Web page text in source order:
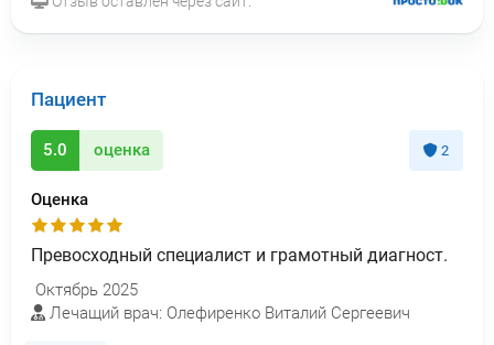
Пациент
5.0 оценка 2
Оценка
Превосходный специалист и грамотный диагност.
Октябрь 2025
Лечащий врач: Олефиренко Виталий Сергеевич